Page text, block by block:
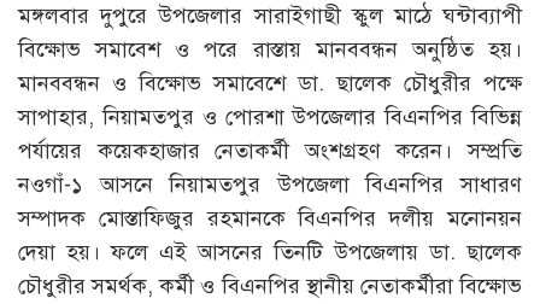
মঙ্গলবার দুপুরে উপজেলার সারাইগাছী স্কুল মাঠে ঘন্টাব্যাপী
বিক্ষোভ সমাবেশ ও পরে রাস্তায় মানববন্ধন অনুষ্ঠিত হয়।
মানববন্ধন ও বিক্ষোভ সমাবেশে ডা. ছালেক চৌধুরীর পক্ষে
সাপাহার, নিয়ামতপুর ও পোরশা উপজেলার বিএনপির বিভিন্ন
পর্যায়ের কয়েকহাজার নেতাকর্মী অংশগ্রহণ করেন। সম্প্রতি
নওগাঁ-১ আসনে নিয়ামতপুর উপজেলা বিএনপির সাধারণ
সম্পাদক মোস্তাফিজুর রহমানকে বিএনপির দলীয় মনোনয়ন
দেয়া হয়। ফলে এই আসনের তিনটি উপজেলায় ডা. ছালেক
চৌধুরীর সমর্থক, কর্মী ও বিএনপির স্থানীয় নেতাকর্মীরা বিক্ষোভ